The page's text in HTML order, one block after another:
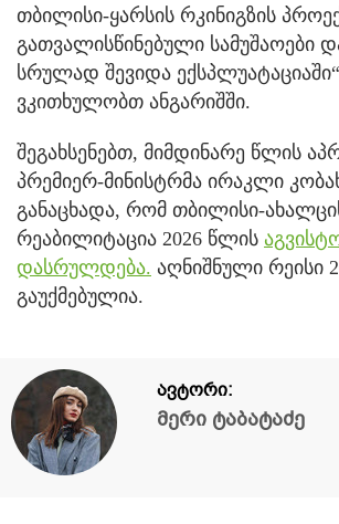
თბილისი-ყარსის რკინიგზის
გათვალისწინებული სამუშაოები
სრულად შევიდა
ვკითხულობთ ანგარიშში.
შეგახსენებთ, მიმდინარე წლის
პრემიერ-მინისტრმა ირაკლი
განაცხადა, რომ თბილისი-
რეაბილიტაცია 2026 წლის
დასრულდება. აღნიშნული რეისი
გაუქმებულია.
ავტორი:
მერი ტაბატაძე